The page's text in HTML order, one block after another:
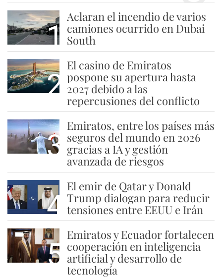
1
Aclaran el incendio de varios
camiones ocurrido en Dubai
South
2
El casino de Emiratos
pospone su apertura hasta
2027 debido a las
repercusiones del conflicto
3
Emiratos, entre los países más
seguros del mundo en 2026
gracias a IA y gestión
avanzada de riesgos
4
El emir de Qatar y Donald
Trump dialogan para reducir
tensiones entre EEUU e Irán
5
Emiratos y Ecuador fortalecen
cooperación en inteligencia
artificial y desarrollo de
tecnología